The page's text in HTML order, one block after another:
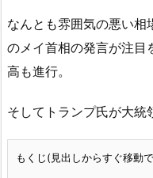
なんとも雰囲気の悪い相
のメイ首相の発言が注目
高も進行。
そしてトランプ氏が大統
もくじ(見出しからすぐ移動